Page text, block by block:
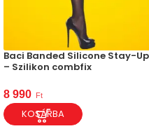
Baci Banded Silicone Stay-Up
– Szilikon combfix
8 990 Ft
KOSÁRBA